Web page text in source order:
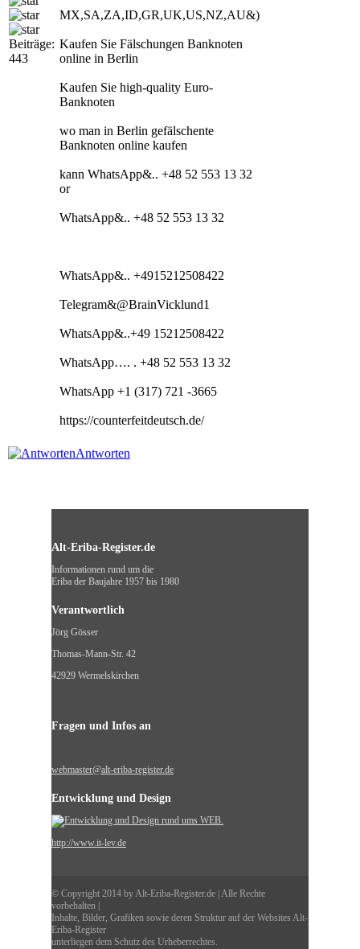
Beiträge:
443
MX,SA,ZA,ID,GR,UK,US,NZ,AU&)
Kaufen Sie Fälschungen Banknoten
online in Berlin
Kaufen Sie high-quality Euro-
Banknoten
wo man in Berlin gefälschente
Banknoten online kaufen
kann WhatsApp&.. +48 52 553 13 32
or
WhatsApp&.. +48 52 553 13 32
WhatsApp&.. +4915212508422
Telegram&@BrainVicklund1
WhatsApp&..+49 15212508422
WhatsApp…. . +48 52 553 13 32
WhatsApp +1 (317) 721 -3665
https://counterfeitdeutsch.de/
Antworten
Alt-Eriba-Register.de
Informationen rund um die
Eriba der Baujahre 1957 bis 1980
Verantwortlich
Jörg Gösser
Thomas-Mann-Str. 42
42929 Wermelskirchen
Fragen und Infos an
webmaster@alt-eriba-register.de
Entwicklung und Design
http://www.it-lev.de
© Copyright 2014 by Alt-Eriba-Register.de | Alle Rechte
vorbehalten |
Inhalte, Bilder, Grafiken sowie deren Struktur auf der Websites Alt-
Eriba-Register
unterliegen dem Schutz des Urheberrechtes.